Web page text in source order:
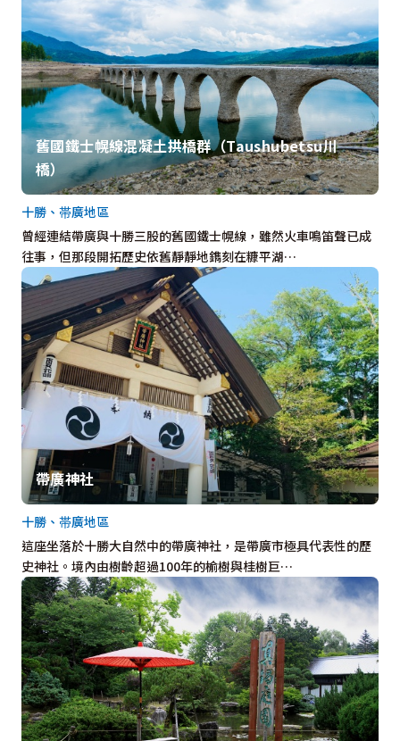
舊國鐵士幌線混凝土拱橋群（Taushubetsu川
橋）
曾經連結帶廣與十勝三股的舊國鐵士幌線，雖然火車鳴笛聲已成
往事，但那段開拓歷史依舊靜靜地鐫刻在糠平湖…
十勝、帯廣地區
帶廣神社
這座坐落於十勝大自然中的帶廣神社，是帶廣市極具代表性的歷
史神社。境內由樹齡超過100年的榆樹與桂樹巨…
十勝、帯廣地區